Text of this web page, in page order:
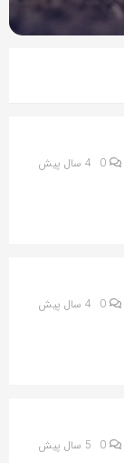
0 4 سال پیش
0 4 سال پیش
0 5 سال پیش